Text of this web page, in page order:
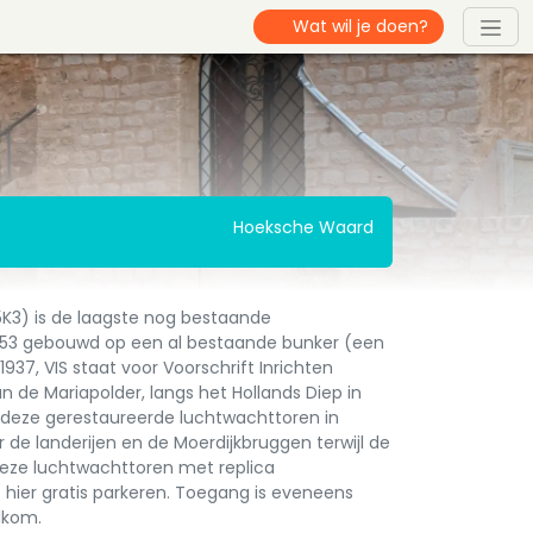
Hoeksche Waard
is de laagste nog bestaande
gebouwd op een al bestaande bunker (een
VIS staat voor Voorschrift Inrichten
de Mariapolder, langs het Hollands Diep in
gerestaureerde luchtwachttoren in
de landerijen en de Moerdijkbruggen terwijl de
luchtwachttoren met replica
gratis parkeren. Toegang is eveneens